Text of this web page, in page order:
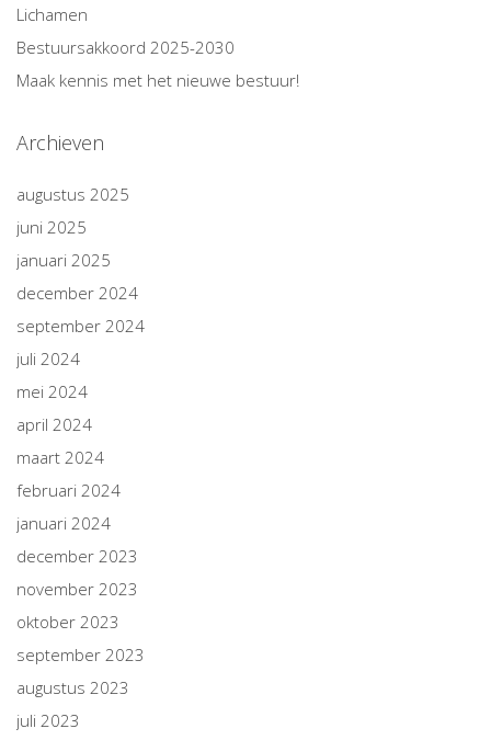
Lichamen
Bestuursakkoord 2025-2030
Maak kennis met het nieuwe bestuur!
Archieven
augustus 2025
juni 2025
januari 2025
december 2024
september 2024
juli 2024
mei 2024
april 2024
maart 2024
februari 2024
januari 2024
december 2023
november 2023
oktober 2023
september 2023
augustus 2023
juli 2023